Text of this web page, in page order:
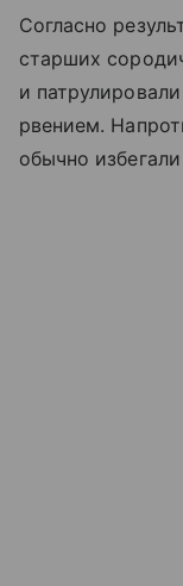
Согласно
старших
и
рвением.
обычно